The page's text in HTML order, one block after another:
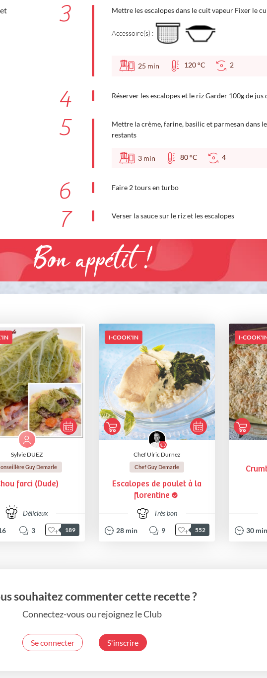
3 Mettre les escalopes dans le cuit vapeur Fixer le
Accessoire(s) :
25 min 120 °C 2
4 Réserver les escalopes et le riz Garder 100g de jus
5
Mettre la crème, farine, basilic et parmesan dans
restants
3 min 80 °C 4
6 Faire 2 tours en turbo
7 Verser la sauce sur le riz et les escalopes
Bon appétit !
Sylvie DUEZ
Guy Demarle
farci (Dude)
Délicieux
3 189
I-COOK'IN
Chef Ulric Durnez
Chef Guy Demarle
Escalopes de poulet à la
florentine
Très bon
28 min 9 552
I-
30 min
souhaitez commenter cette recette ?
Connectez-vous ou rejoignez le Club
Se connecter S'inscrire